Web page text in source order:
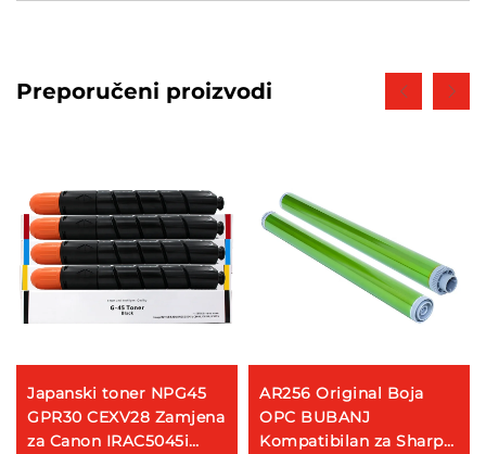
Preporučeni proizvodi
Japanski toner NPG45
GPR30 CEXV28 Zamjena
za Canon IRAC5045i
AR256 Original Boja
OPC BUBANJ
Kompatibilan za Sharp